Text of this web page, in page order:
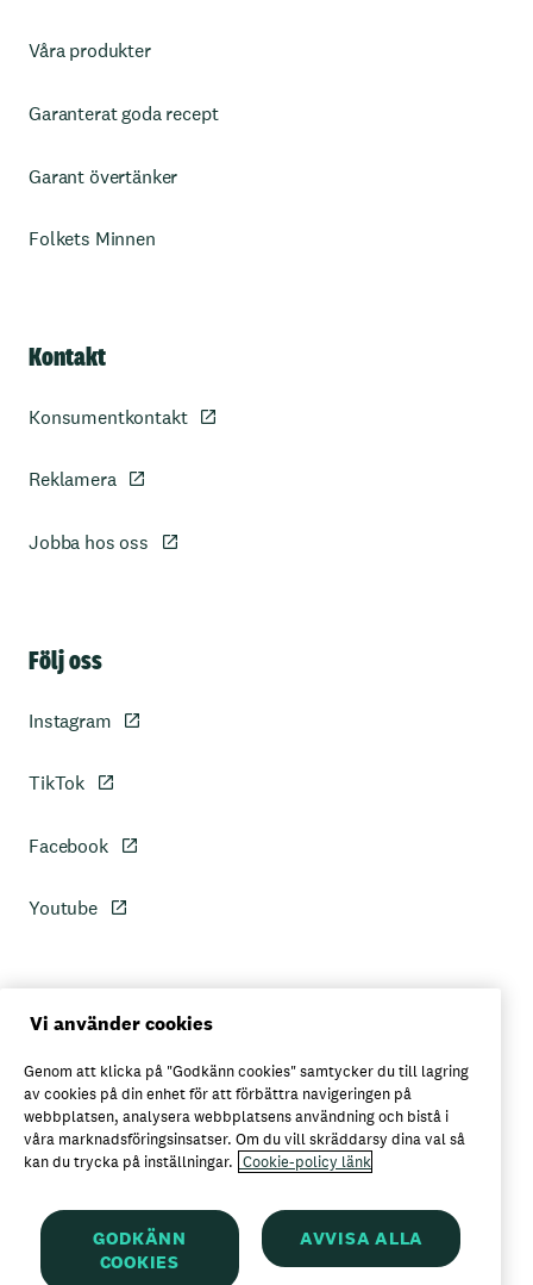
Våra produkter
Garanterat goda recept
Garant övertänker
Folkets Minnen
Kontakt
Konsumentkontakt
Reklamera
Jobba hos oss
Följ oss
Instagram
TikTok
Facebook
Youtube
Personuppgiftspolicy
Axfoods integritetspolicy
Här kan du köpa Garant
Vi använder cookies
Genom att klicka på "Godkänn cookies" samtycker du till lagring
av cookies på din enhet för att förbättra navigeringen på
webbplatsen, analysera webbplatsens användning och bistå i
våra marknadsföringsinsatser. Om du vill skräddarsy dina val så
kan du trycka på inställningar. Cookie-policy länk
GODKÄNN
COOKIES
AVVISA ALLA